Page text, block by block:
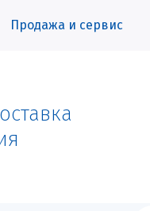
Продажа и сервис